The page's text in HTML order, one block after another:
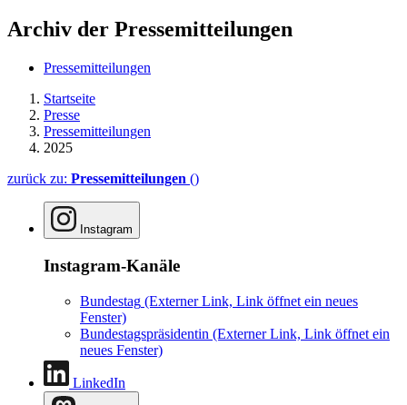
Archiv der Pressemitteilungen
Pressemitteilungen
Startseite
Presse
Pressemitteilungen
2025
zurück zu: Pressemitteilungen ()
Instagram
Instagram-Kanäle
Bundestag (Externer Link, Link öffnet ein neues
Fenster)
Bundestagspräsidentin (Externer Link, Link öffnet ein
neues Fenster)
LinkedIn